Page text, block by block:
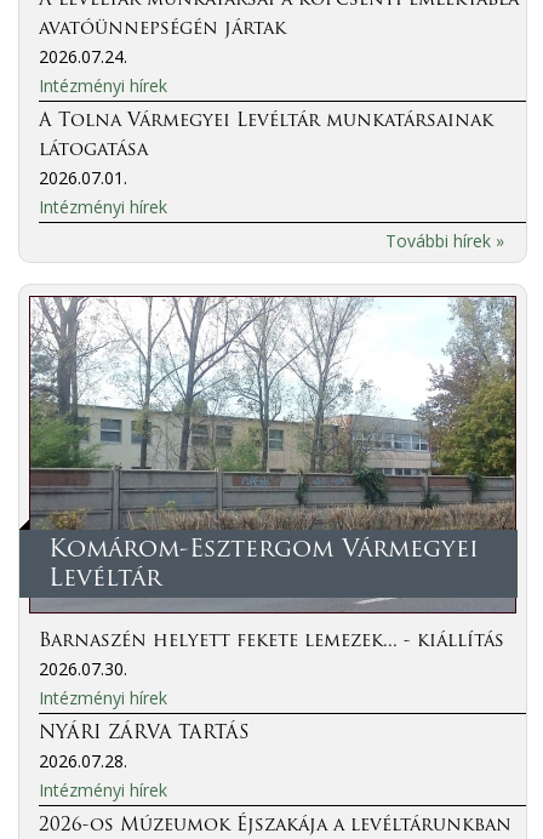
avatóünnepségén jártak
2026.07.24.
Intézményi hírek
A Tolna Vármegyei Levéltár munkatársainak
látogatása
2026.07.01.
Intézményi hírek
További hírek »
Komárom-Esztergom Vármegyei
Levéltár
Barnaszén helyett fekete lemezek... - kiállítás
2026.07.30.
Intézményi hírek
NYÁRI ZÁRVA TARTÁS
2026.07.28.
Intézményi hírek
2026-os Múzeumok Éjszakája a levéltárunkban